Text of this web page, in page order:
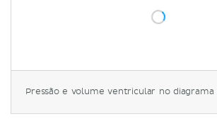
Pressão e volume ventricular no diagrama